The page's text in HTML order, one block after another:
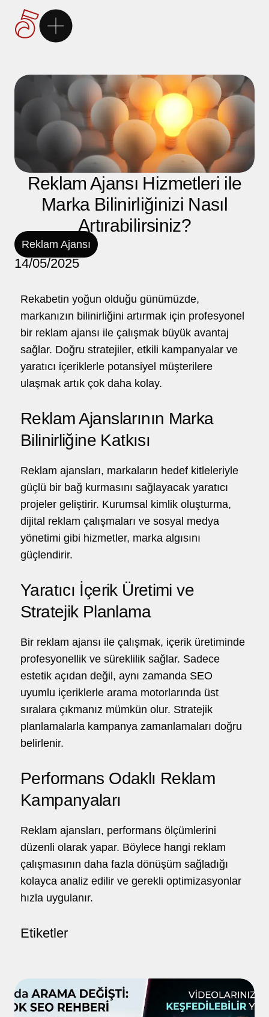
5Brand
Markalarımız
Hizmetlerimiz
Kariyer
İletişim
hello@5brand.co hello@5brand.co
Reklam Ajansı Hizmetleri ile
Marka Bilinirliğinizi Nasıl
Artırabilirsiniz?
Reklam Ajansı
14/05/2025
Rekabetin yoğun olduğu günümüzde,
markanızın bilinirliğini artırmak için profesyonel
bir reklam ajansı ile çalışmak büyük avantaj
sağlar. Doğru stratejiler, etkili kampanyalar ve
yaratıcı içeriklerle potansiyel müşterilere
ulaşmak artık çok daha kolay.
Reklam Ajanslarının Marka
Bilinirliğine Katkısı
Reklam ajansları, markaların hedef kitleleriyle
güçlü bir bağ kurmasını sağlayacak yaratıcı
projeler geliştirir. Kurumsal kimlik oluşturma,
dijital reklam çalışmaları ve sosyal medya
yönetimi gibi hizmetler, marka algısını
güçlendirir.
Yaratıcı İçerik Üretimi ve
Stratejik Planlama
Bir reklam ajansı ile çalışmak, içerik üretiminde
profesyonellik ve süreklilik sağlar. Sadece
estetik açıdan değil, aynı zamanda SEO
uyumlu içeriklerle arama motorlarında üst
sıralara çıkmanız mümkün olur. Stratejik
planlamalarla kampanya zamanlamaları doğru
belirlenir.
Performans Odaklı Reklam
Kampanyaları
Reklam ajansları, performans ölçümlerini
düzenli olarak yapar. Böylece hangi reklam
çalışmasının daha fazla dönüşüm sağladığı
kolayca analiz edilir ve gerekli optimizasyonlar
hızla uygulanır.
Etiketler